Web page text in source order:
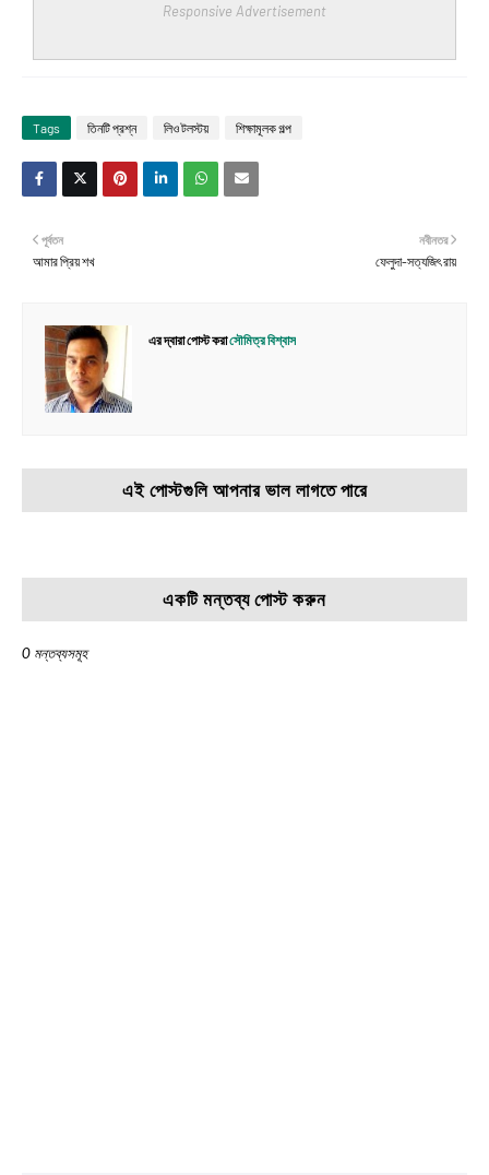
Responsive Advertisement
Tags তিনটি প্রশ্ন লিও টলস্টয় শিক্ষামূলক গল্প
নবীনতর
ফেলুদা-সত্যজিৎ রায়
পূর্বতন
আমার প্রিয় শখ
এর দ্বারা পোস্ট করাসৌমিত্র বিশ্বাস
এই পোস্টগুলি আপনার ভাল লাগতে পারে
একটি মন্তব্য পোস্ট করুন
0 মন্তব্যসমূহ